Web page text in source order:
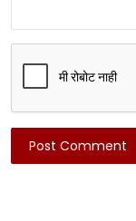
Post Comment